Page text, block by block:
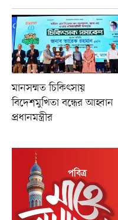
মানসম্মত চিকিৎসায়
বিদেশমুখিতা বন্ধের আহ্বান
প্রধানমন্ত্রীর